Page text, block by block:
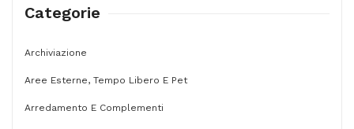
-
Categorie
Archiviazione
Aree Esterne, Tempo Libero E Pet
Arredamento E Complementi